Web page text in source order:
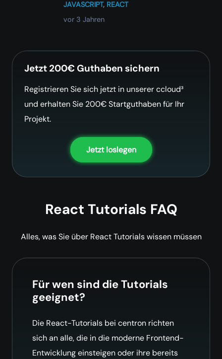
JAVASCRIPT, REACT
vor 3 Jahren
Jetzt 200€ Guthaben sichern
Registrieren Sie sich jetzt in unserer ccloud³
und erhalten Sie 200€ Startguthaben für Ihr
Projekt.
Jetzt loslegen
React Tutorials FAQ
Alles, was Sie über React Tutorials wissen müssen
Für wen sind die Tutorials
geeignet?
Die React-Tutorials bei centron richten
sich an alle, die in die moderne Frontend-
Entwicklung einsteigen oder ihre bereits